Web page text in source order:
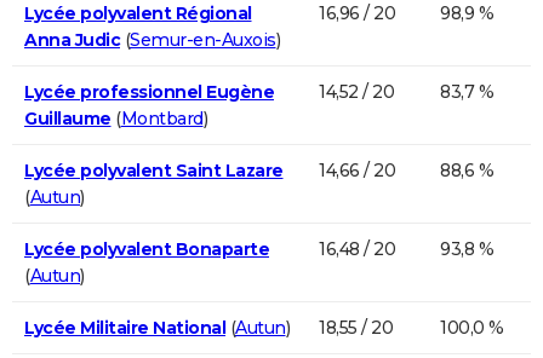
Lycée polyvalent Régional
Anna Judic(Semur-en-Auxois)
16,96 / 20 98,9 %
Lycée professionnel Eugène
Guillaume (Montbard)
14,52 / 20 83,7 %
Lycée polyvalent Saint Lazare
(Autun)
14,66 / 20 88,6 %
Lycée polyvalent Bonaparte
(Autun)
16,48 / 20 93,8 %
Lycée Militaire National(Autun) 18,55 / 20 100,0 %